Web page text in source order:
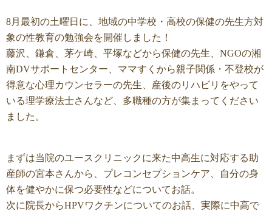
8月最初の土曜日に、地域の中学校・高校の保健の先生方対
象の性教育の勉強会を開催しました！
藤沢、鎌倉、茅ケ崎、平塚などから保健の先生、NGOの湘
南DVサポートセンター、ママすくから親子関係・不登校が
得意な心理カウンセラーの先生、産後のリハビリをやって
いる理学療法士さんなど、多職種の方が集まってください
ました。
まずは当院のユースクリニックに来た中高生に対応する助
産師の宮本さんから、プレコンセプションケア、自分の身
体を健やかに保つ必要性などについてお話。
次に院長からHPVワクチンについてのお話、実際に中高で